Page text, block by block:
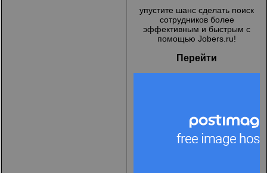
упустите шанс сделать поиск
сотрудников более
эффективным и быстрым с
помощью Jobers.ru!
Перейти